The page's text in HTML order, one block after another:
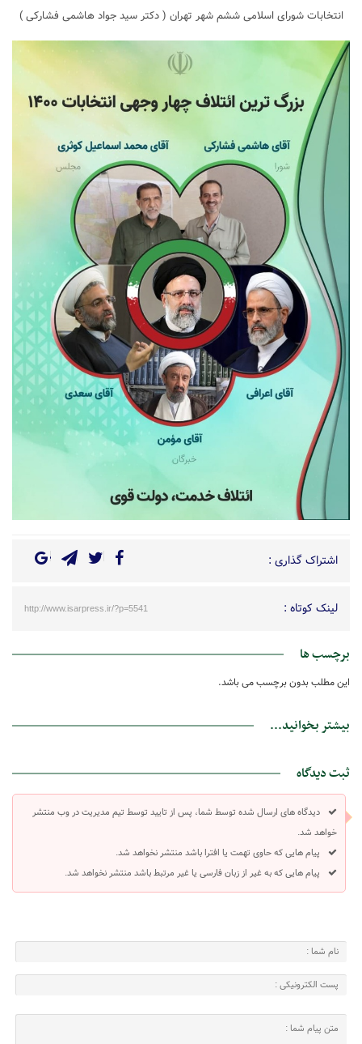
انتخابات شورای اسلامی ششم شهر تهران ( دکتر سید جواد هاشمی فشارکی )
اشتراک گذاری :
لینک کوتاه : http://www.isarpress.ir/?p=5541
برچسب ها
این مطلب بدون برچسب می باشد.
بیشتر بخوانید...
ثبت دیدگاه
دیدگاه های ارسال شده توسط شما، پس از تایید توسط تیم مدیریت در وب منتشر
خواهد شد.
پیام هایی که حاوی تهمت یا افترا باشد منتشر نخواهد شد.
پیام هایی که به غیر از زبان فارسی یا غیر مرتبط باشد منتشر نخواهد شد.